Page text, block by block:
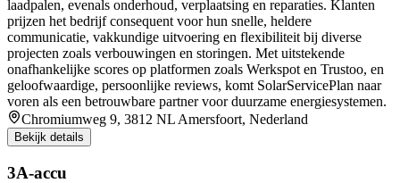
laadpalen, evenals onderhoud, verplaatsing en reparaties. Klanten
prijzen het bedrijf consequent voor hun snelle, heldere
communicatie, vakkundige uitvoering en flexibiliteit bij diverse
projecten zoals verbouwingen en storingen. Met uitstekende
onafhankelijke scores op platformen zoals Werkspot en Trustoo, en
geloofwaardige, persoonlijke reviews, komt SolarServicePlan naar
voren als een betrouwbare partner voor duurzame energiesystemen.
Chromiumweg 9, 3812 NL Amersfoort, Nederland
Bekijk details
3A-accu